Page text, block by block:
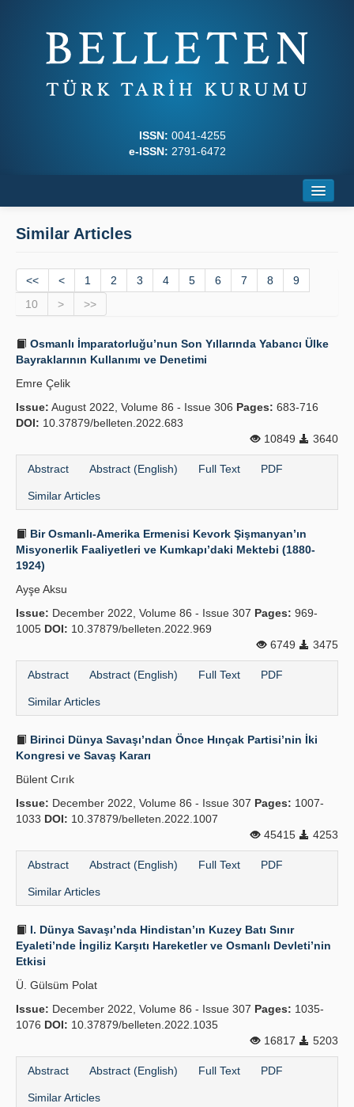
ISSN: 0041-4255
e-ISSN: 2791-6472
Journal Boards
Writing Rules
Principles
Guidelines
Similar Articles
<< < 1 2 3 4 5 6 7 8
9
10
> >>
Osmanlı İmparatorluğu’nun Son Yıllarında Yabancı Ülke
Bayraklarının Kullanımı ve Denetimi
Emre Çelik
Issue: August 2022, Volume 86 - Issue 306 Pages: 683-716
DOI: 10.37879/belleten.2022.683
10849
3640
Abstract Abstract (English) Full Text PDF
Similar Articles
Bir Osmanlı-Amerika Ermenisi Kevork Şişmanyan’ın
Misyonerlik Faaliyetleri ve Kumkapı’daki Mektebi (1880-
1924)
Ayşe Aksu
Issue: December 2022, Volume 86 - Issue 307 Pages: 969-
1005 DOI: 10.37879/belleten.2022.969
6749
3475
Abstract Abstract (English) Full Text PDF
Similar Articles
Birinci Dünya Savaşı’ndan Önce Hınçak Partisi’nin İki
Kongresi ve Savaş Kararı
Bülent Cırık
Issue: December 2022, Volume 86 - Issue 307 Pages: 1007-
1033 DOI: 10.37879/belleten.2022.1007
45415
4253
Abstract Abstract (English) Full Text PDF
Similar Articles
I. Dünya Savaşı’nda Hindistan’ın Kuzey Batı Sınır
Eyaleti’nde İngiliz Karşıtı Hareketler ve Osmanlı Devleti’nin
Etkisi
Ü. Gülsüm Polat
Issue: December 2022, Volume 86 - Issue 307 Pages: 1035-
1076 DOI: 10.37879/belleten.2022.1035
16817
5203
Abstract Abstract (English) Full Text PDF
Similar Articles